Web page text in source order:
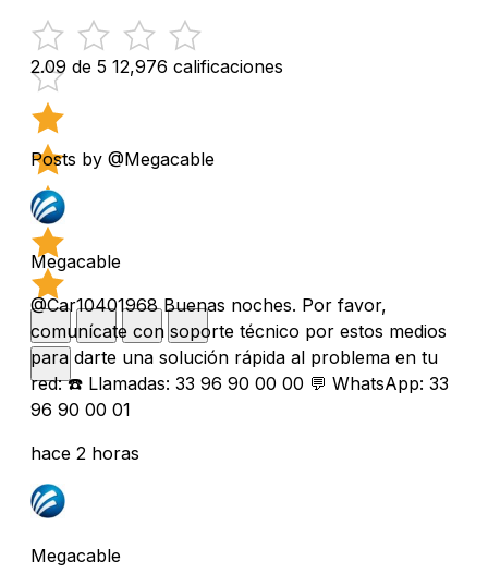
2.09 de 5 12,976 calificaciones
Posts by @Megacable
Megacable
@Car10401968 Buenas noches. Por favor,
comunícate con soporte técnico por estos medios
para darte una solución rápida al problema en tu
red: ☎️ Llamadas: 33 96 90 00 00 💬 WhatsApp: 33
96 90 00 01
hace 2 horas
Megacable